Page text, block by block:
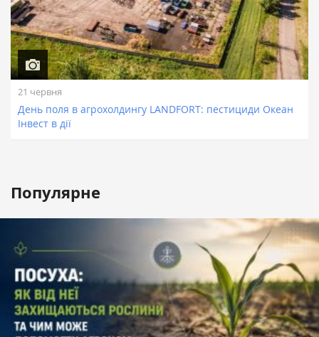
21 червня
День поля в агрохолдингу LANDFORT: пестициди Океан
Інвест в дії
Популярне